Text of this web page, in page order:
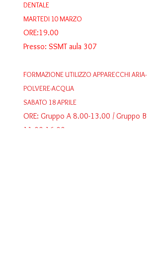
DENTALE
MARTEDI 10 MARZO
ORE:19.00
Presso: SSMT aula 307
FORMAZIONE UTILIZZO APPARECCHI ARIA-
POLVERE-ACQUA
SABATO 18 APRILE
ORE: Gruppo A 8.00-13.00 / Gruppo B
11.00-16.00